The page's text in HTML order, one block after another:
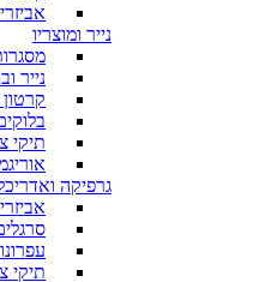
נייר ומוצריו
נייר
תיקי
גרפיקה
תיקי